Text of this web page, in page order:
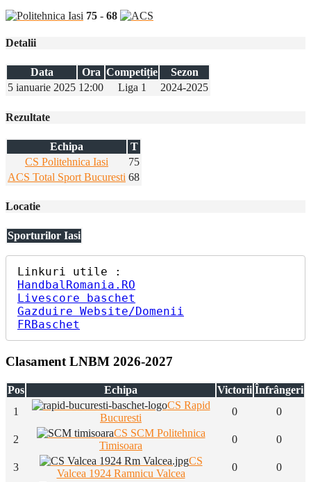
75 - 68
Detalii
Data Ora Competiție
Sezon
5 ianuarie 2025 12:00 Liga 1 2024-2025
Rezultate
Echipa
T
CS Politehnica Iasi
75
ACS Total Sport Bucuresti 68
Locatie
Sporturilor Iasi
HandbalRomania.RO
Livescore baschet
Gazduire Website/Domenii
FRBaschet
Clasament LNBM 2026-2027
Pos Echipa Victorii Înfrângeri
1
CS Rapid
Bucuresti
0 0
2
CS SCM Politehnica
Timisoara
0 0
3
CS
Valcea 1924 Ramnicu Valcea
0 0